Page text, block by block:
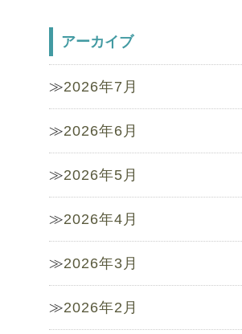
アーカイブ
2026年7月
2026年6月
2026年5月
2026年4月
2026年3月
2026年2月